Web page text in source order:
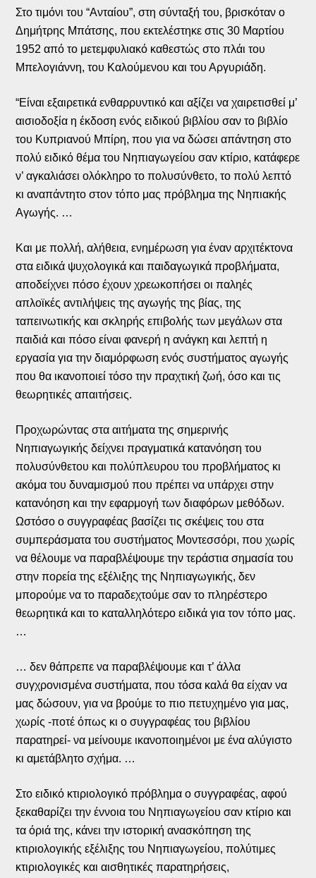
Στο τιμόνι του “Ανταίου”, στη σύνταξή του, βρισκόταν ο
Δημήτρης Μπάτσης, που εκτελέστηκε στις 30 Μαρτίου
1952 από το μετεμφυλιακό καθεστώς στο πλάι του
Μπελογιάννη, του Καλούμενου και του Αργυριάδη.
“Είναι εξαιρετικά ενθαρρυντικό και αξίζει να χαιρετισθεί μ’
αισιοδοξία η έκδοση ενός ειδικού βιβλίου σαν το βιβλίο
του Κυπριανού Μπίρη, που για να δώσει απάντηση στο
πολύ ειδικό θέμα του Νηπιαγωγείου σαν κτίριο, κατάφερε
ν’ αγκαλιάσει ολόκληρο το πολυσύνθετο, το πολύ λεπτό
κι αναπάντητο στον τόπο μας πρόβλημα της Νηπιακής
Αγωγής. …
Και με πολλή, αλήθεια, ενημέρωση για έναν αρχιτέκτονα
στα ειδικά ψυχολογικά και παιδαγωγικά προβλήματα,
αποδείχνει πόσο έχουν χρεωκοπήσει οι παληές
απλοϊκές αντιλήψεις της αγωγής της βίας, της
ταπεινωτικής και σκληρής επιβολής των μεγάλων στα
παιδιά και πόσο είναι φανερή η ανάγκη και λεπτή η
εργασία για την διαμόρφωση ενός συστήματος αγωγής
που θα ικανοποιεί τόσο την πραχτική ζωή, όσο και τις
θεωρητικές απαιτήσεις.
Προχωρώντας στα αιτήματα της σημερινής
Νηπιαγωγικής δείχνει πραγματικά κατανόηση του
πολυσύνθετου και πολύπλευρου του προβλήματος κι
ακόμα του δυναμισμού που πρέπει να υπάρχει στην
κατανόηση και την εφαρμογή των διαφόρων μεθόδων.
Ωστόσο ο συγγραφέας βασίζει τις σκέψεις του στα
συμπεράσματα του συστήματος Μοντεσσόρι, που χωρίς
να θέλουμε να παραβλέψουμε την τεράστια σημασία του
στην πορεία της εξέλιξης της Νηπιαγωγικής, δεν
μπορούμε να το παραδεχτούμε σαν το πληρέστερο
θεωρητικά και το καταλληλότερο ειδικά για τον τόπο μας.
…
… δεν θάπρεπε να παραβλέψουμε και τ’ άλλα
συγχρονισμένα συστήματα, που τόσα καλά θα είχαν να
μας δώσουν, για να βρούμε το πιο πετυχημένο για μας,
χωρίς -ποτέ όπως κι ο συγγραφέας του βιβλίου
παρατηρεί- να μείνουμε ικανοποιημένοι με ένα αλύγιστο
κι αμετάβλητο σχήμα. …
Στο ειδικό κτιριολογικό πρόβλημα ο συγγραφέας, αφού
ξεκαθαρίζει την έννοια του Νηπιαγωγείου σαν κτίριο και
τα όριά της, κάνει την ιστορική ανασκόπηση της
κτιριολογικής εξέλιξης του Νηπιαγωγείου, πολύτιμες
κτιριολογικές και αισθητικές παρατηρήσεις,